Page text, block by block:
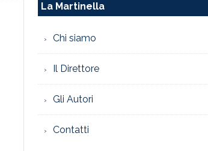
La Martinella
Chi siamo
Il Direttore
Gli Autori
Contatti